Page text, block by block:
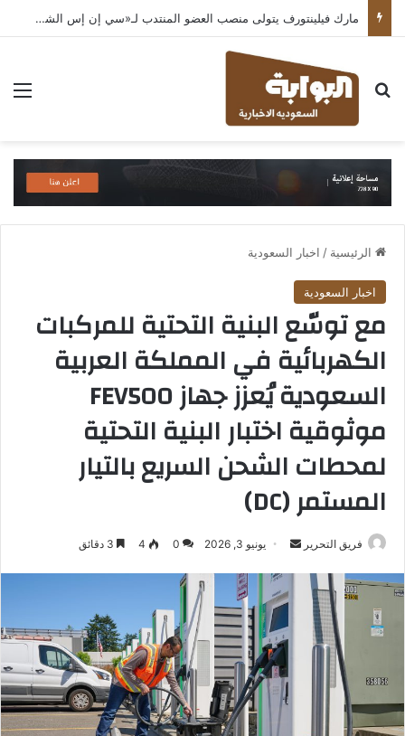
مارك فيلينتورف يتولى منصب العضو المنتدب لـ«سي إن إس الشرق الأوسط» ويشرف على شركات قطاع التكنولوجيا ضمن مجموعة غباش
بحث عن
الرئيسية / اخبار السعودية
اخبار السعودية
مع توسّع البنية التحتية للمركبات
الكهربائية في المملكة العربية
السعودية يُعزز جهاز FEV500
موثوقية اختبار البنية التحتية
لمحطات الشحن السريع بالتيار
المستمر (DC)
فريق التحرير
أرسل
إلكترونيا
يونيو 3, 2026 0
4